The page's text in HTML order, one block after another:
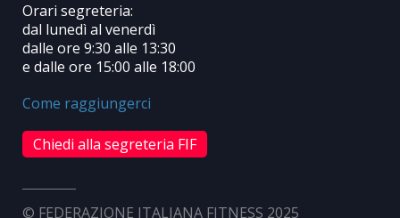
Orari segreteria:
dal lunedì al venerdì
dalle ore 9:30 alle 13:30
e dalle ore 15:00 alle 18:00
Come raggiungerci
Chiedi alla segreteria FIF
© FEDERAZIONE ITALIANA FITNESS 2025